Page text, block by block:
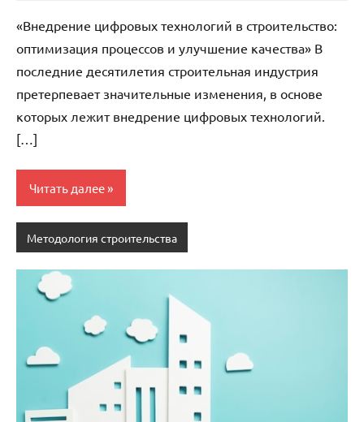
«Внедрение цифровых технологий в строительство:
оптимизация процессов и улучшение качества» В
последние десятилетия строительная индустрия
претерпевает значительные изменения, в основе
которых лежит внедрение цифровых технологий.
[…]
Читать далее
Методология строительства